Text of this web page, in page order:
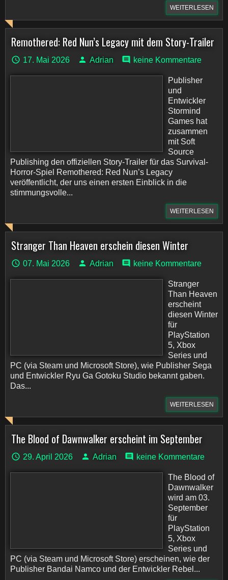
WEITERLESEN
Remothered: Red Nun’s Legacy mit dem Story-Trailer
17. Mai 2026 Adrian keine Kommentare
Publisher
und
Entwickler
Stormind
Games hat
zusammen
mit Soft
Source
Publishing den offiziellen Story-Trailer für das Survival-
Horror-Spiel Remothered: Red Nun’s Legacy
veröffentlicht, der uns einen ersten Einblick in die
stimmungsvolle...
WEITERLESEN
Stranger Than Heaven erschein diesen Winter
07. Mai 2026 Adrian keine Kommentare
Stranger
Than Heaven
erscheint
diesen Winter
für
PlayStation
5, Xbox
Series und
PC (via Steam und Microsoft Store), wie Publisher Sega
und Entwickler Ryu Ga Gotoku Studio bekannt gaben.
Das...
WEITERLESEN
The Blood of Dawnwalker erscheint im September
29. April 2026 Adrian keine Kommentare
The Blood of
Dawnwalker
wird am 03.
September
für
PlayStation
5, Xbox
Series und
PC (via Steam und Microsoft Store) erscheinen, wie der
Publisher Bandai Namco und der Entwickler Rebel...